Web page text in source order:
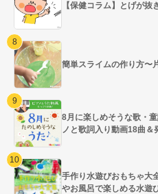
【保健コラム】とげが抜
簡単スライムの作り方〜
8月に楽しめそうな歌・
ノと歌詞入り動画18曲＆
手作り水遊びおもちゃ大
やお風呂で楽しめる水遊